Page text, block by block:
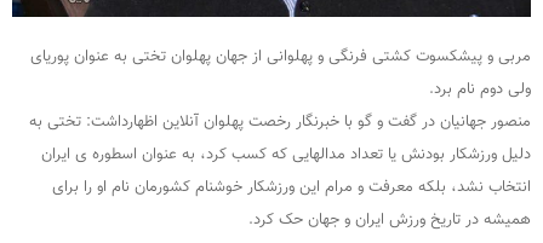
مربی و پیشکسوت کشتی فرنگی و پهلوانی از جهان پهلوان تختی به عنوان پوریای
ولی دوم نام برد.
منصور جهانیان در گفت و گو با خبرنگار رخصت پهلوان آنلاین اظهارداشت: تختی به
دلیل ورزشکار بودنش یا تعداد مدالهایی که کسب کرد، به عنوان اسطوره ی ایران
انتخاب نشد، بلکه معرفت و مرام این ورزشکار خوشنام کشورمان نام او را برای
همیشه در تاریخ ورزش ایران و جهان حک کرد.